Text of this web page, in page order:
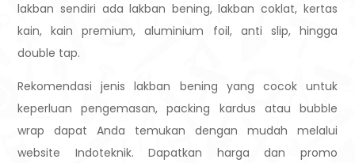
lakban sendiri ada lakban bening, lakban coklat, kertas
kain, kain premium, aluminium foil, anti slip, hingga
double tap.
Rekomendasi jenis lakban bening yang cocok untuk
keperluan pengemasan, packing kardus atau bubble
wrap dapat Anda temukan dengan mudah melalui
website Indoteknik. Dapatkan harga dan promo